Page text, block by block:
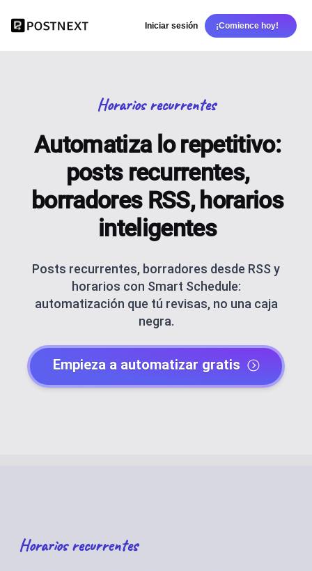
Iniciar sesión ¡Comience hoy!
Horarios recurrentes
Automatiza lo repetitivo:
posts recurrentes,
borradores RSS, horarios
inteligentes
Posts recurrentes, borradores desde RSS y
horarios con Smart Schedule:
automatización que tú revisas, no una caja
negra.
Empieza a automatizar gratis
Horarios recurrentes